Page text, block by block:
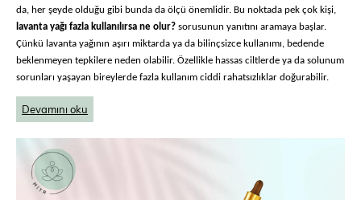
da, her şeyde olduğu gibi bunda da ölçü önemlidir. Bu noktada pek çok kişi,
lavanta yağı fazla kullanılırsa ne olur? sorusunun yanıtını aramaya başlar.
Çünkü lavanta yağının aşırı miktarda ya da bilinçsizce kullanımı, bedende
beklenmeyen tepkilere neden olabilir. Özellikle hassas ciltlerde ya da solunum
sorunları yaşayan bireylerde fazla kullanım ciddi rahatsızlıklar doğurabilir.
Devamını oku